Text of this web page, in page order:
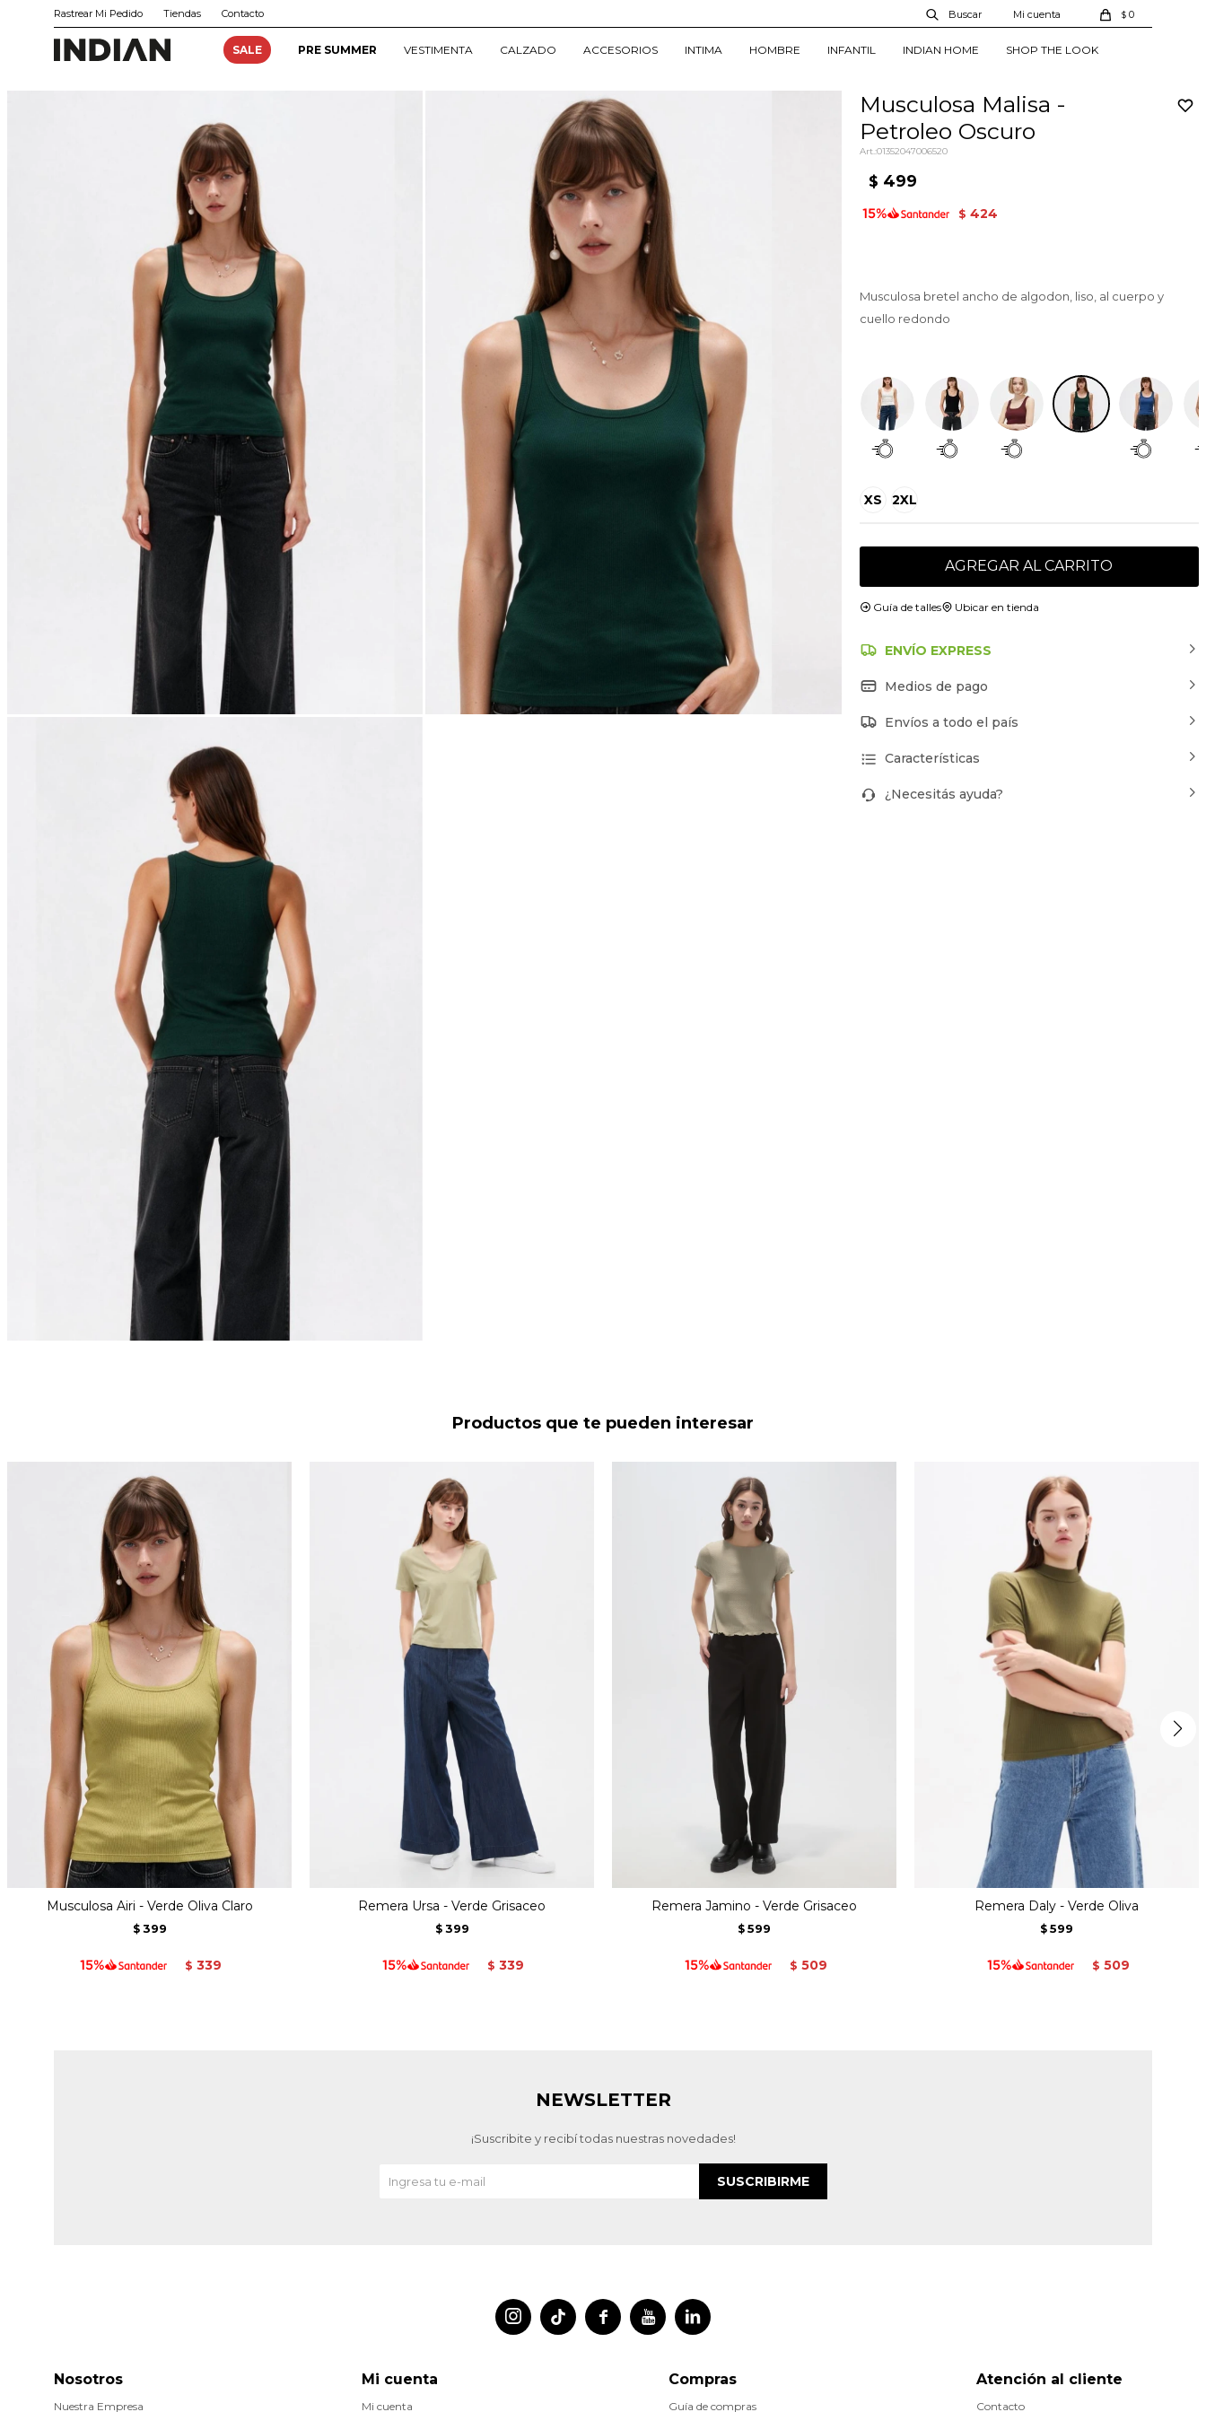
SALE PRE SUMMER VESTIMENTA CALZADO ACCESORIOS INTIMA HOMBRE INFANTIL INDIAN HOME SHOP THE LOOK
$ 0
Rastrear Mi Pedido Tiendas Contacto
Musculosa Malisa -
Petroleo Oscuro
01352047006520
$ 499
$ 424
Musculosa bretel ancho de algodon, liso, al cuerpo y
cuello redondo
XS 2XL
AGREGAR AL CARRITO
Guía de talles Ubicar en tienda
ENVÍO EXPRESS
Medios de pago
Envíos a todo el país
Características
¿Necesitás ayuda?
Productos que te pueden interesar
Musculosa Airi - Verde Oliva Claro
$ 399
$ 339
Remera Ursa - Verde Grisaceo
$ 399
$ 339
Remera Jamino - Verde Grisaceo
$ 599
$ 509
Remera Daly - Verde Oliva
$ 599
$ 509
 
 
Atención al cliente
Contacto
Nosotros
Nuestra Empresa
Compras
Guía de compras
Mi cuenta
Mi cuenta
NEWSLETTER
¡Suscribite y recibí todas nuestras novedades!
SUSCRIBIRME